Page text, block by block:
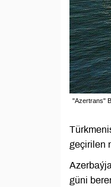
"Azertrans"
geçirilen
güni